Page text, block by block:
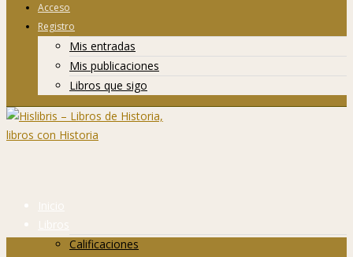
Acceso
Registro
Mis entradas
Mis publicaciones
Libros que sigo
Inicio
Libros
Calificaciones